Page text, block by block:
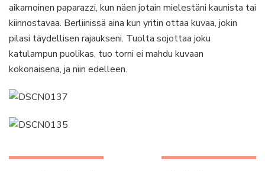
aikamoinen paparazzi, kun näen jotain mielestäni kaunista tai
kiinnostavaa. Berliinissä aina kun yritin ottaa kuvaa, jokin
pilasi täydellisen rajaukseni. Tuolta sojottaa joku
katulampun puolikas, tuo torni ei mahdu kuvaan
kokonaisena, ja niin edelleen.